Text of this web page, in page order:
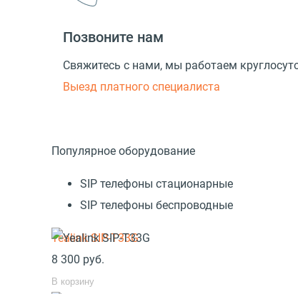
Позвоните нам
Свяжитесь с нами, мы работаем
Выезд платного специалиста
Популярное оборудование
SIP телефоны стационарные
SIP телефоны беспроводные
Yealink SIP-T33G
8 300 руб.
В корзину